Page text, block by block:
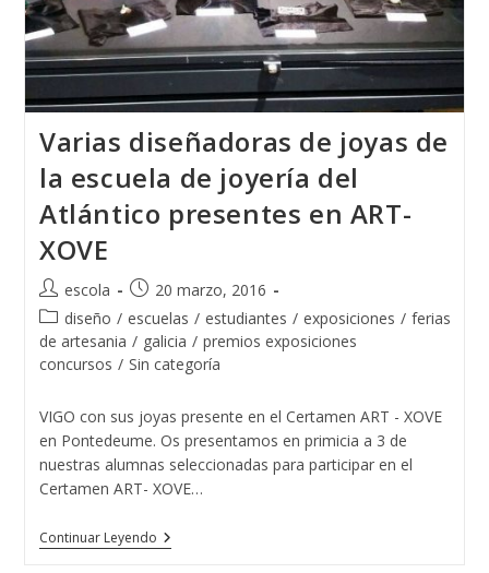
Varias diseñadoras de joyas de
la escuela de joyería del
Atlántico presentes en ART-
XOVE
Autor
de
la
entrada:
escola
Publicación
de
la
entrada:
20 marzo, 2016
Categoría
de
la
diseño / escuelas / estudiantes / exposiciones / ferias
de artesania / galicia / premios exposiciones
concursos / Sin categoría
VIGO con sus joyas presente en el Certamen ART - XOVE
en Pontedeume. Os presentamos en primicia a 3 de
nuestras alumnas seleccionadas para participar en el
Certamen ART- XOVE…
Continuar LeyendoVarias
Diseñadoras